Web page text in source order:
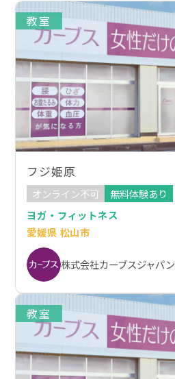
教室
フジ姫原
オンライン不可
無料体験あり
ヨガ・フィットネス
愛媛県 松山市
株式会社カーブスジャパン
教室